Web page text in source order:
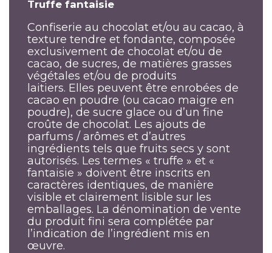
Truffe fantaisie
Confiserie au chocolat et/ou au cacao, à
texture tendre et fondante, composée
exclusivement de chocolat et/ou de
cacao, de sucres, de matières grasses
végétales et/ou de produits
laitiers. Elles peuvent être enrobées de
cacao en poudre (ou cacao maigre en
poudre), de sucre glace ou d’un fine
croûte de chocolat. Les ajouts de
parfums / arômes et d’autres
ingrédients tels que fruits secs y sont
autorisés. Les termes « truffe » et «
fantaisie » doivent être inscrits en
caractères identiques, de manière
visible et clairement lisible sur les
emballages. La dénomination de vente
du produit fini sera complétée par
l’indication de l’ingrédient mis en
œuvre.